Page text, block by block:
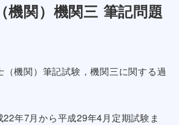
機関）機関三 筆記問題
（機関）筆記試験，機関三に関する過
年7月から平成29年4月定期試験ま